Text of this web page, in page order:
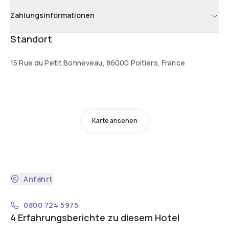
Zahlungsinformationen
Standort
15 Rue du Petit Bonneveau, 86000 Poitiers, France
Karte ansehen
Anfahrt
0800 724 5975
4 Erfahrungsberichte zu diesem Hotel